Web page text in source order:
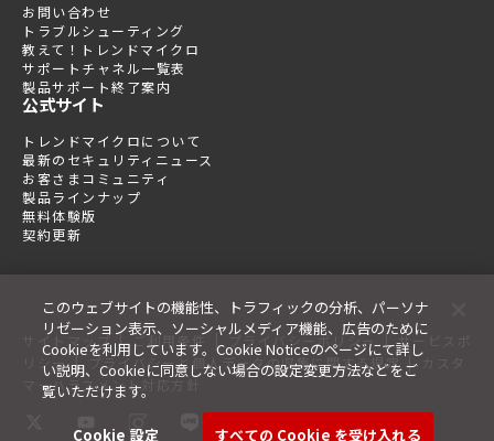
お問い合わせ
トラブルシューティング
教えて！トレンドマイクロ
サポートチャネル一覧表
製品サポート終了案内
公式サイト
トレンドマイクロについて
最新のセキュリティニュース
お客さまコミュニティ
製品ラインナップ
無料体験版
契約更新
サイトマップ | ご利用条件 プライバシーポリシー | サービスポ
リシー | プライバシーと個人データの収集に関する規定 |
マーハラスメント対応方針
このウェブサイトの機能性、トラフィックの分析、パーソナ
リゼーション表示、ソーシャルメディア機能、広告のために
Cookieを利用しています。Cookie Noticeのページにて詳し
い説明、Cookieに同意しない場合の設定変更方法などをご
覧いただけます。
Cookie 設定 すべての Cookie を受け入れる